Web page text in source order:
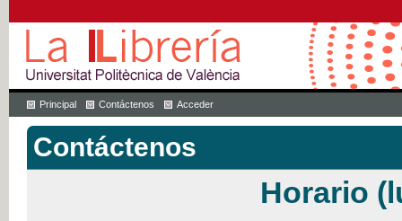
Principal Contáctenos Acceder
Contáctenos
Horario